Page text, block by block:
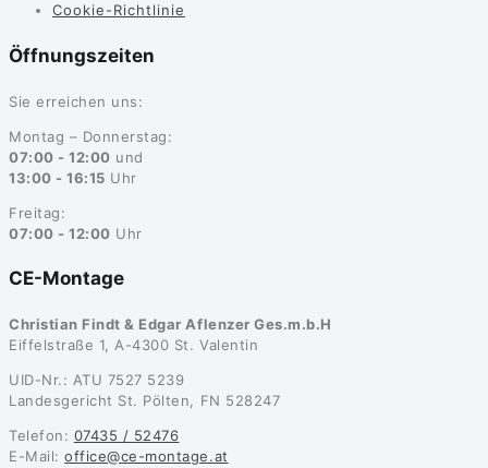
Cookie-Richtlinie
Öffnungszeiten
Sie erreichen uns:
Montag – Donnerstag:
07:00 - 12:00 und
13:00 - 16:15 Uhr
Freitag:
07:00 - 12:00 Uhr
CE-Montage
Christian Findt & Edgar Aflenzer Ges.m.b.H
Eiffelstraße 1, A-4300 St. Valentin
UID-Nr.: ATU 7527 5239
Landesgericht St. Pölten, FN 528247
Telefon: 07435 / 52476
E-Mail:office@ce-montage.at